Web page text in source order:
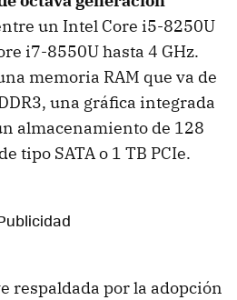
un Intel Core i5-8250U
i7-8550U hasta 4 GHz.
memoria RAM que va de
una gráfica integrada
almacenamiento de 128
tipo SATA o 1 TB PCIe.
respaldada por la adopción